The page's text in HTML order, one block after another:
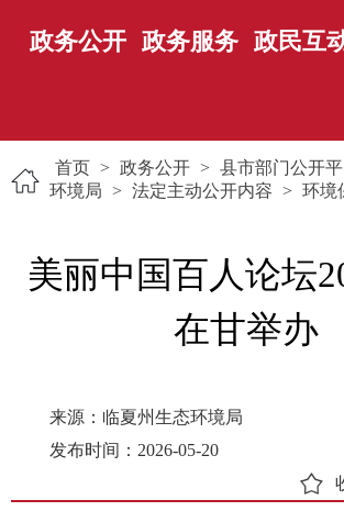
政务公开 政务服务 政民互
首页 > 政务公开 > 县市部门公开
环境局 > 法定主动公开内容 > 环境
美丽中国百人论坛
在甘举办
来源：临夏州生态环境局
发布时间：2026-05-20